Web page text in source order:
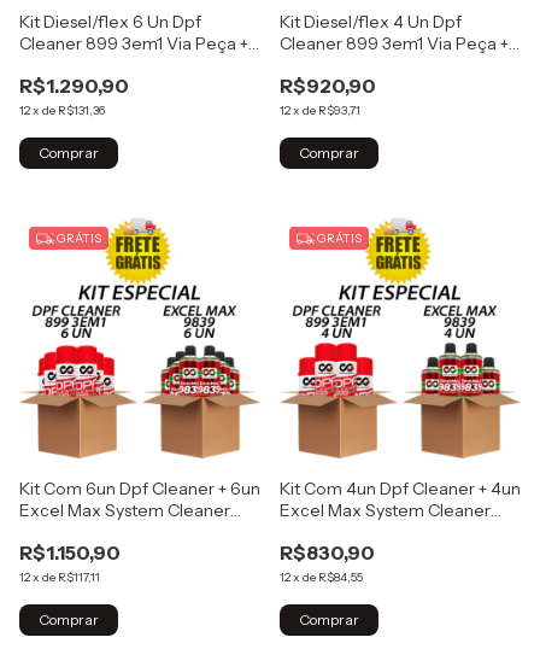
Kit Diesel/flex 6 Un Dpf
Cleaner 899 3em1 Via Peça +
Tanque
R$1.290,90
12x de R$131,36
Kit Diesel/flex 4 Un Dpf
Cleaner 899 3em1 Via Peça +
Tanque
R$920,90
12x de R$93,71
GRÁTIS
Kit Com 6un Dpf Cleaner + 6un
Excel Max System Cleaner
R$1.150,90
12x de R$117,11
GRÁTIS
Kit Com 4un Dpf Cleaner + 4un
Excel Max System Cleaner
R$830,90
12x de R$84,55